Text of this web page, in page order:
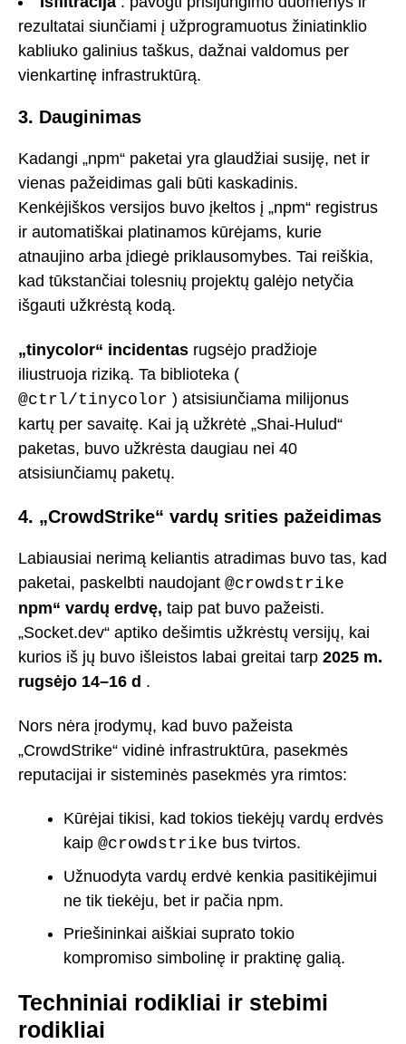
rezultatai siunčiami į užprogramuotus žiniatinklio
kabliuko galinius taškus, dažnai valdomus per
vienkartinę infrastruktūrą.
3. Dauginimas
Kadangi „npm“ paketai yra glaudžiai susiję, net ir
vienas pažeidimas gali būti kaskadinis.
Kenkėjiškos versijos buvo įkeltos į „npm“ registrus
ir automatiškai platinamos kūrėjams, kurie
atnaujino arba įdiegė priklausomybes. Tai reiškia,
kad tūkstančiai tolesnių projektų galėjo netyčia
išgauti užkrėstą kodą.
„tinycolor“ incidentas rugsėjo pradžioje
iliustruoja riziką. Ta biblioteka (
@ctrl/tinycolor ) atsisiunčiama milijonus
kartų per savaitę. Kai ją užkrėtė „Shai-Hulud“
paketas, buvo užkrėsta daugiau nei 40
atsisiunčiamų paketų.
4. „CrowdStrike“ vardų srities pažeidimas
Labiausiai nerimą keliantis atradimas buvo tas, kad
paketai, paskelbti naudojant @crowdstrike
npm“ vardų erdvę, taip pat buvo pažeisti.
„Socket.dev“ aptiko dešimtis užkrėstų versijų, kai
kurios iš jų buvo išleistos labai greitai tarp 2025 m.
rugsėjo 14–16 d .
Nors nėra įrodymų, kad buvo pažeista
„CrowdStrike“ vidinė infrastruktūra, pasekmės
reputacijai ir sisteminės pasekmės yra rimtos:
Kūrėjai tikisi, kad tokios tiekėjų vardų erdvės
kaip @crowdstrike bus tvirtos.
Užnuodyta vardų erdvė kenkia pasitikėjimui
ne tik tiekėju, bet ir pačia npm.
Priešininkai aiškiai suprato tokio
kompromiso simbolinę ir praktinę galią.
Techniniai rodikliai ir stebimi
rodikliai